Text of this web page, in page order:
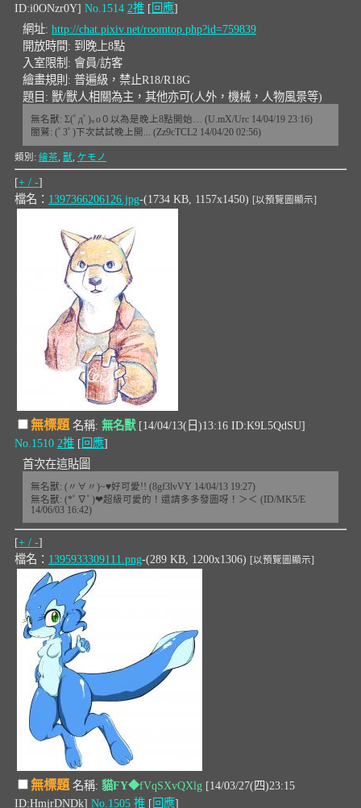
ID:i0ONzr0Y] No.1514 2推 [ 回應]
網址: http://chat.pixiv.net/roomtop.php?id=759839
開放時間: 到晚上8點
入室限制: 會員/訪客
繪畫規則: 普遍級，禁止R18/R18G
題目: 獸/獸人相關為主，其他亦可(人外，機械，人物風景等)
無名獸: Σ(ﾟдﾟ)｡o０以為是晚上8點開始… (U.mX/Urc 14/04/19 23:16)
闇鷲: (ﾟ3ﾟ)下次試試晚上開... (Zz9cTCL2 14/04/20 02:56)
類別: 繪茶 獸 ケモノ
[+ / -]
檔名： 1397366206126.jpg-(1734 KB, 1157x1450) [以預覽圖顯示]
無標題 名稱: 無名獸[14/04/13(日)13:16 ID:K9L5QdSU]
No.1510 2推 [回應]
首次在這貼圖
無名獸: (〃∀〃)~♥好可愛!! (8gf3lvVY 14/04/13 19:27)
無名獸: (*ﾟ∇ﾟ)❤超級可愛的！還請多多發圖呀！＞＜ (ID/MK5/E
14/06/03 16:42)
[+ / -]
檔名： 1395933309111.png-(289 KB, 1200x1306) [以預覽圖顯示]
無標題 名稱: 貓FY◆fVqSXvQXlg [14/03/27(四)23:15
ID:HmjrDNDk] No.1505 推 [回應]